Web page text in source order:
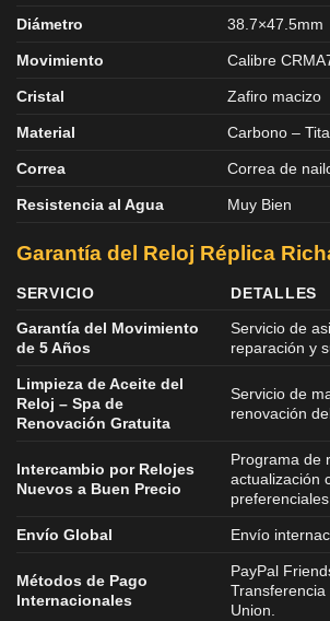
Diámetro
38.7×47.5mm
Movimiento Calibre
Cristal Zafiro macizo
Material Carbono –
Correa Correa de
Resistencia al Agua Muy Bien
Garantía del Reloj Réplica
SERVICIO
DETALLES
Garantía del Movimiento
de 5 Años
Servicio de
reparación y
Limpieza de Aceite del
Reloj – Spa de
Renovación Gratuita
Servicio de
renovación
Intercambio por Relojes
Nuevos a Buen Precio
Programa de
actualización
preferenciales.
Envío Global Envío
Métodos de Pago
Internacionales
PayPal
Union.